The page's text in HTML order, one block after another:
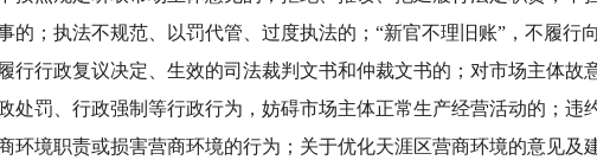
的；执法不规范、以罚代管、过度执法的；“新官不理旧账”，不履行
行行政复议决定、生效的司法裁判文书和仲裁文书的；对市场主体
处罚、行政强制等行政行为，妨碍市场主体正常生产经营活动的；
环境职责或损害营商环境的行为；关于优化天涯区营商环境的意见及